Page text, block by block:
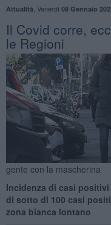
Attualità Venerdì 08 Gennaio
Il Covid corre,
le Regioni
gente con la mascherina
Incidenza di casi
di sotto di 100 casi
zona bianca lontano